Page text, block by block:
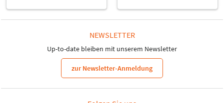
NEWSLETTER
Up-to-date bleiben mit unserem Newsletter
zur Newsletter-Anmeldung